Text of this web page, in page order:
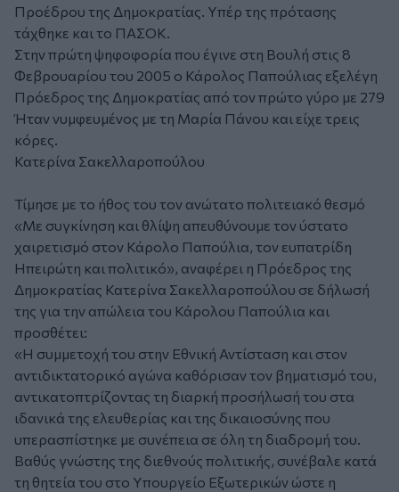
Προέδρου της Δημοκρατίας. Υπέρ της πρότασης
τάχθηκε και το ΠΑΣΟΚ.
Στην πρώτη ψηφοφορία που έγινε στη Βουλή στις 8
Φεβρουαρίου του 2005 ο Κάρολος Παπούλιας εξελέγη
Πρόεδρος της Δημοκρατίας από τον πρώτο γύρο με 279
Ήταν νυμφευμένος με τη Μαρία Πάνου και είχε τρεις
κόρες.
Κατερίνα Σακελλαροπούλου
Τίμησε με το ήθος του τον ανώτατο πολιτειακό θεσμό
«Με συγκίνηση και θλίψη απευθύνουμε τον ύστατο
χαιρετισμό στον Κάρολο Παπούλια, τον ευπατρίδη
Ηπειρώτη και πολιτικό», αναφέρει η Πρόεδρος της
Δημοκρατίας Κατερίνα Σακελλαροπούλου σε δήλωσή
της για την απώλεια του Κάρολου Παπούλια και
προσθέτει:
«Η συμμετοχή του στην Εθνική Αντίσταση και στον
αντιδικτατορικό αγώνα καθόρισαν τον βηματισμό του,
αντικατοπτρίζοντας τη διαρκή προσήλωσή του στα
ιδανικά της ελευθερίας και της δικαιοσύνης που
υπερασπίστηκε με συνέπεια σε όλη τη διαδρομή του.
Βαθύς γνώστης της διεθνούς πολιτικής, συνέβαλε κατά
τη θητεία του στο Υπουργείο Εξωτερικών ώστε η